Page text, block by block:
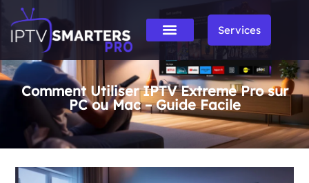
Services
Comment Utiliser IPTV Extreme Pro sur
PC ou Mac – Guide Facile